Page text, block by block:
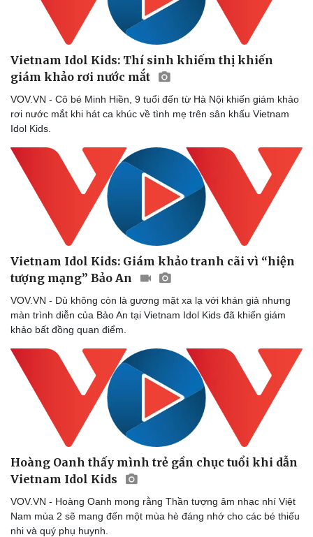
Hạt giống tâm hồn
Vietnam Idol Kids: Thí sinh khiếm thị khiến
giám khảo rơi nước mắt
VOV.VN - Cô bé Minh Hiền, 9 tuổi đến từ Hà Nội khiến giám khảo
rơi nước mắt khi hát ca khúc về tình mẹ trên sân khấu Vietnam
Idol Kids.
Vietnam Idol Kids: Giám khảo tranh cãi vì “hiện
tượng mạng” Bảo An
VOV.VN - Dù không còn là gương mặt xa lạ với khán giả nhưng
màn trình diễn của Bảo An tại Vietnam Idol Kids đã khiến giám
khảo bất đồng quan điểm.
Hoàng Oanh thấy mình trẻ gần chục tuổi khi dẫn
Vietnam Idol Kids
VOV.VN - Hoàng Oanh mong rằng Thần tượng âm nhạc nhí Việt
Nam mùa 2 sẽ mang đến một mùa hè đáng nhớ cho các bé thiếu
nhi và quý phụ huynh.